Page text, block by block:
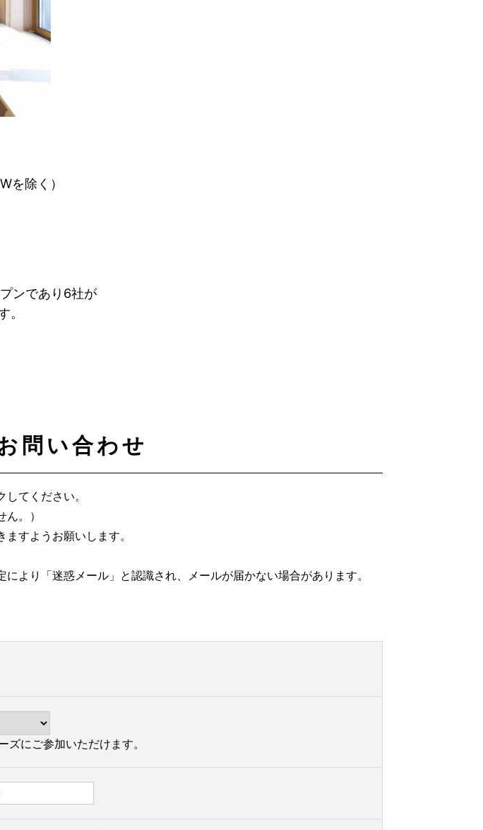
を除く）
ンであり6社が
問い合わせ
てください。
。）
すようお願いします。
より「迷惑メール」と認識され、メールが届かない場合があります。
ズにご参加いただけます。